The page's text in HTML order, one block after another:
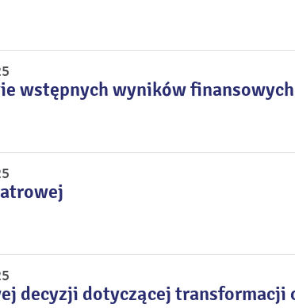
wstępnych wyników
decyzji dotyczącej transformacji